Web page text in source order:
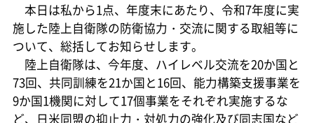
本日は私から1点、年度末にあたり、令和7年度に実
施した陸上自衛隊の防衛協力・交流に関する取組等に
ついて、総括してお知らせします。
陸上自衛隊は、今年度、ハイレベル交流を20か国と
73回、共同訓練を21か国と16回、能力構築支援事業を
9か国1機関に対して17個事業をそれぞれ実施するな
ど、日米同盟の抑止力・対処力の強化及び同志国など